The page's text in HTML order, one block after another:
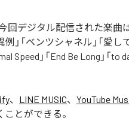
回デジタル配信された楽曲
例」「ベンツシャネル」「愛
Speed」「End Be Long」「
、 LINE MUSIC、 YouTube
とができる。